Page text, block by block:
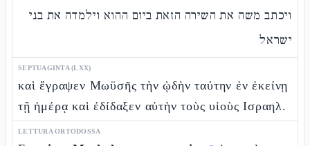
ויכתב משה את השירה הזאת ביום ההוא וילמדה את בני
ישראל
SEPTUAGINTA (LXX)
καὶ ἔγραψεν Μωϋσῆς τὴν ᾠδὴν ταύτην ἐν ἐκείνῃ
τῇ ἡμέρᾳ καὶ ἐδίδαξεν αὐτὴν τοὺς υἱοὺς Ισραηλ.
LETTURA ORTODOSSA